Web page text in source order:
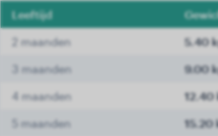
Leeftijd
2 maanden 5.40
3 maanden 9.00
4 maanden 12.40
5 maanden 15.20